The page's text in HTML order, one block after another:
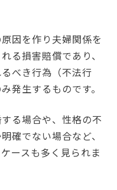
因を作り夫婦関係を
る損害賠償であり、
べき行為（不法行
発生するものです。
る場合や、性格の不
確でない場合など、
ースも多く見られま